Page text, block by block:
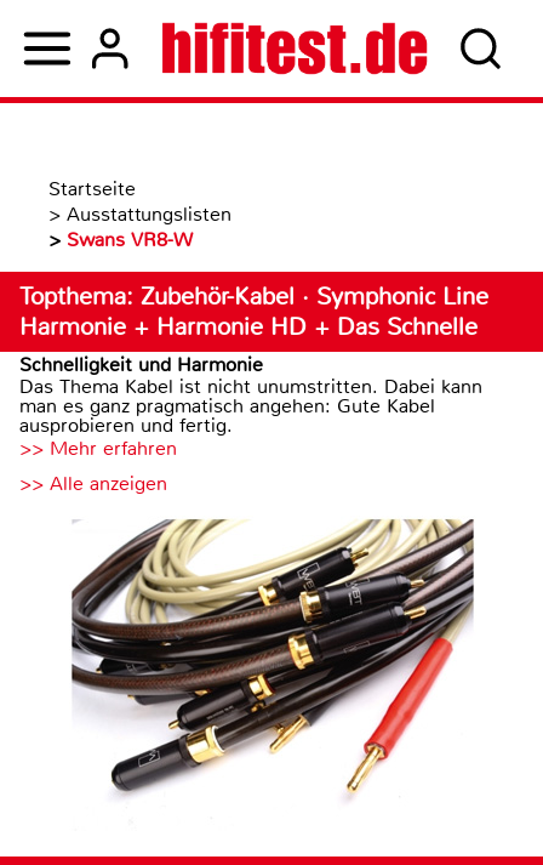
Startseite
> Ausstattungslisten
> Swans VR8-W
Topthema: Zubehör-Kabel · Symphonic Line
Harmonie + Harmonie HD + Das Schnelle
Schnelligkeit und Harmonie
Das Thema Kabel ist nicht unumstritten. Dabei kann
man es ganz pragmatisch angehen: Gute Kabel
ausprobieren und fertig.
>> Mehr erfahren
>> Alle anzeigen